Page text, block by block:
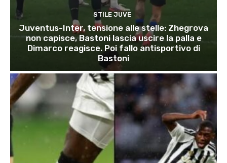
STILE JUVE
Juventus-Inter, tensione alle stelle: Zhegrova
non capisce, Bastoni lascia uscire la palla e
Dimarco reagisce. Poi fallo antisportivo di
Bastoni